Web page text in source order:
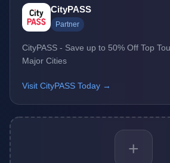
CityPASS
Partner
CityPASS - Save up to 50% Off Top
Major Cities
Visit CityPASS Today →
+